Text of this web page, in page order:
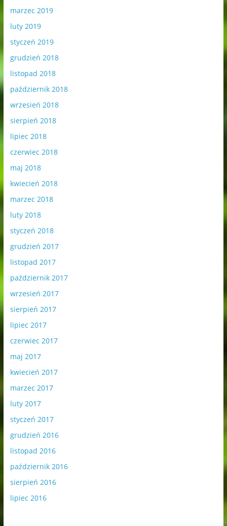
marzec 2019
luty 2019
styczeń 2019
grudzień 2018
listopad 2018
październik 2018
wrzesień 2018
sierpień 2018
lipiec 2018
czerwiec 2018
maj 2018
kwiecień 2018
marzec 2018
luty 2018
styczeń 2018
grudzień 2017
listopad 2017
październik 2017
wrzesień 2017
sierpień 2017
lipiec 2017
czerwiec 2017
maj 2017
kwiecień 2017
marzec 2017
luty 2017
styczeń 2017
grudzień 2016
listopad 2016
październik 2016
sierpień 2016
lipiec 2016